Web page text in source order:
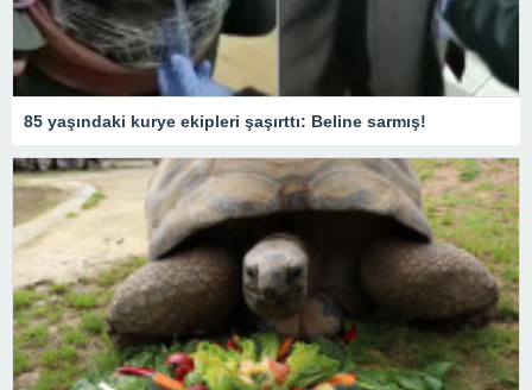
85 yaşındaki kurye ekipleri şaşırttı: Beline sarmış!